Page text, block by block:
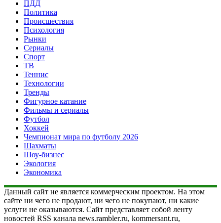
ПДД
Политика
Происшествия
Психология
Рынки
Сериалы
Спорт
ТВ
Теннис
Технологии
Тренды
Фигурное катание
Фильмы и сериалы
Футбол
Хоккей
Чемпионат мира по футболу 2026
Шахматы
Шоу-бизнес
Экология
Экономика
Данный сайт не является коммерческим проектом. На этом
сайте ни чего не продают, ни чего не покупают, ни какие
услуги не оказываются. Сайт представляет собой ленту
новостей RSS канала news.rambler.ru, kommersant.ru,